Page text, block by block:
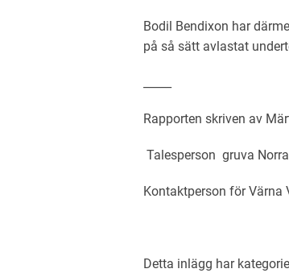
Bodil Bendixon har
på så sätt avlastat
Rapporten skriven av
Talesperson gruva
Kontaktperson för Värna
Detta inlägg har